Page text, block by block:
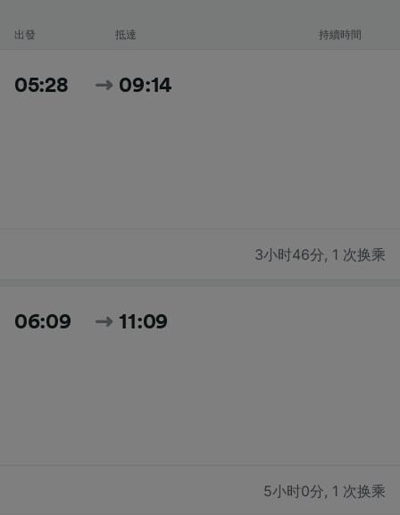
出發 抵達 持續時間
05:28 09:14
3小时46分, 1 次换乘
06:09 11:09
5小时0分, 1 次换乘